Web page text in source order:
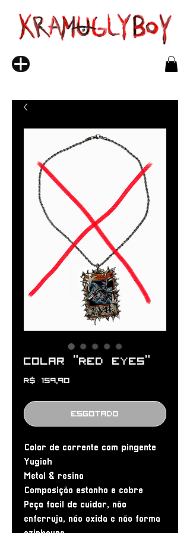
Colar “Red Eyes”
R$ 159,90
Esgotado
Colar de corrente com pingente
Yugioh
Metal & resina
Composição estanho e cobre
Peça facil de cuidar, não
enferruja, não oxida e não forma